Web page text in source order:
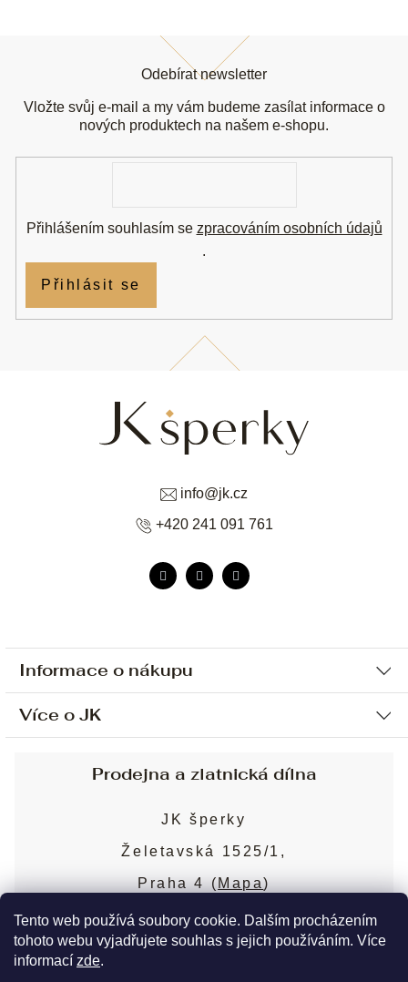
Tento web používá soubory cookie. Dalším procházením
tohoto webu vyjadřujete souhlas s jejich používáním. Více
informací zde.
Informace o nákupu
Ochrana osobních údajů
Sjednání osobní schůzky
Obchodní podmínky
Puncovní značky
Více o JK
Blog
Nejčastější dotazy
info@jk.cz
+420 241 091 761
Odebírat newsletter
Vložte svůj e-mail a my vám budeme zasílat informace o
nových produktech na našem e-shopu.
Přihlášením souhlasím se zpracováním osobních údajů
.
Přihlásit se
Prodejna a zlatnická dílna
JK šperky
Želetavská 1525/1,
Praha 4 ( Mapa)
Více o prodejně